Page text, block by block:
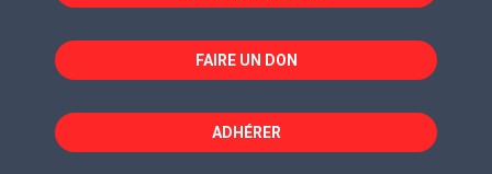
FAIRE UN DON
ADHÉRER